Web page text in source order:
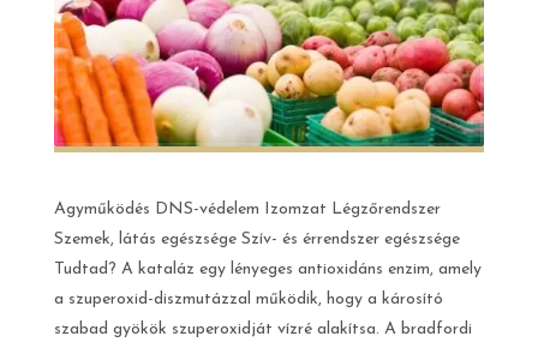
Agyműködés DNS-védelem Izomzat Légzőrendszer
Szemek, látás egészsége Szív- és érrendszer egészsége
Tudtad? A kataláz egy lényeges antioxidáns enzim, amely
a szuperoxid-diszmutázzal működik, hogy a károsító
szabad gyökök szuperoxidját vízré alakítsa. A bradfordi